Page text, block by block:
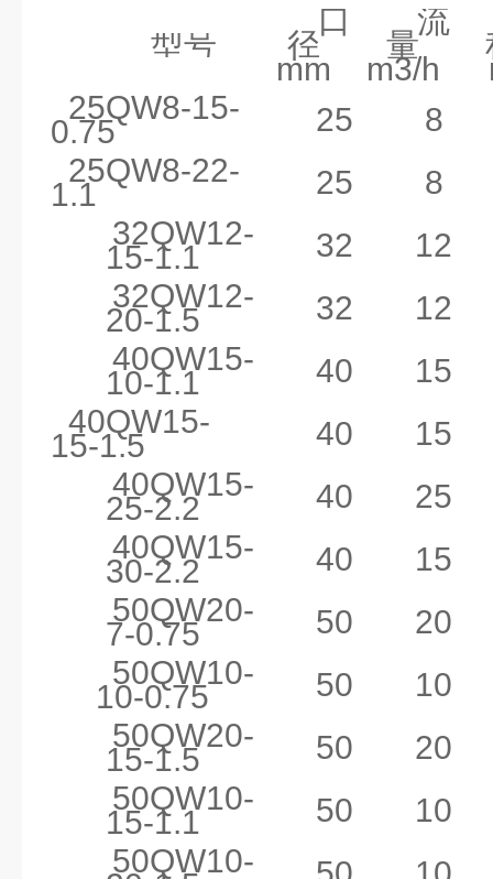
型号
口
径
mm
流
量
m3/h
25QW8-15-
0.75 25
8
25QW8-22-
1.1 25
8
32QW12-
15-1.1 32
12
32QW12-
20-1.5 32
12
40QW15-
10-1.1 40
15
40QW15-
15-1.5 40
15
40QW15-
25-2.2 40
25
40QW15-
30-2.2 40
15
50QW20-
7-0.75 50
20
50QW10-
10-0.75 50
10
50QW20-
15-1.5 50
20
50QW10-
15-1.1 50
10
50QW10-